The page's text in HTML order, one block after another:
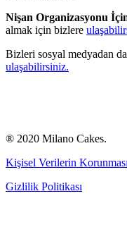
Nişan Organizasyonu
almak için bizlere
Bizleri sosyal medyadan
ulaşabilirsiniz.
® 2020 Milano Cakes.
Kişisel Verilerin Korunması
Gizlilik Politikası